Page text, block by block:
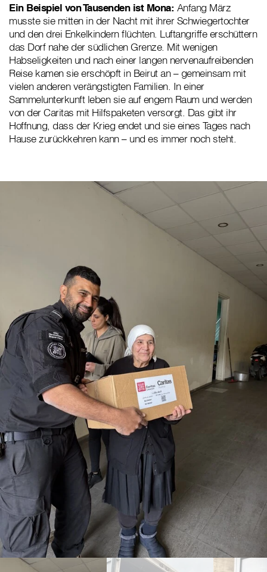
Ein Beispiel von Tausenden ist Mona: Anfang März
musste sie mitten in der Nacht mit ihrer Schwiegertochter
und den drei Enkelkindern flüchten. Luftangriffe erschüttern
das Dorf nahe der südlichen Grenze. Mit wenigen
Habseligkeiten und nach einer langen nervenaufreibenden
Reise kamen sie erschöpft in Beirut an – gemeinsam mit
vielen anderen verängstigten Familien. In einer
Sammelunterkunft leben sie auf engem Raum und werden
von der Caritas mit Hilfspaketen versorgt. Das gibt ihr
Hoffnung, dass der Krieg endet und sie eines Tages nach
Hause zurückkehren kann – und es immer noch steht.